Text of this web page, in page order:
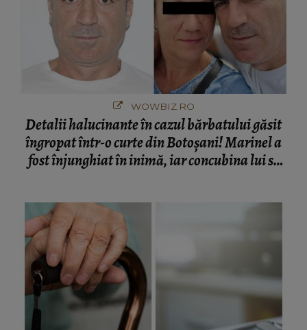
WOWBIZ.RO
Detalii halucinante în cazul bărbatului găsit
îngropat într-o curte din Botoșani! Marinel a
fost înjunghiat în inimă, iar concubina lui se